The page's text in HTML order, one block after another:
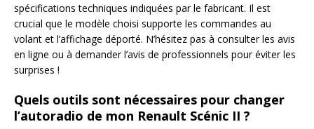
spécifications techniques indiquées par le fabricant. Il est
crucial que le modèle choisi supporte les commandes au
volant et l’affichage déporté. N’hésitez pas à consulter les avis
en ligne ou à demander l’avis de professionnels pour éviter les
surprises !
Quels outils sont nécessaires pour changer
l’autoradio de mon Renault Scénic II ?